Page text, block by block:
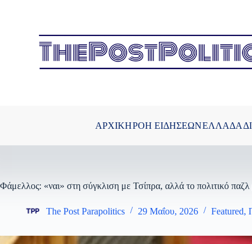
ΑΡΧΙΚΗΡΟΗ ΕΙΔΗΣΕΩΝΕΛΛΑΔΑ
Φάμελλος: «ναι» στη σύγκλιση με Τσίπρα, αλλά το πολιτικό παζλ
The Post Parapolitics 29 Μαΐου, 2026 Featured,